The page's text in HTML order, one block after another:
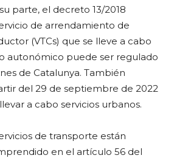
parte, el decreto 13/2018
de arrendamiento de
(VTCs) que se lleve a cabo
autonómico puede ser regulado
de Catalunya. También
del 29 de septiembre de 2022
a cabo servicios urbanos.
de transporte están
en el artículo 56 del